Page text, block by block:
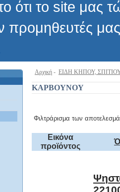
Αρχική - ΕΙΔΗ ΚΗΠΟΥ,
ΚΑΡΒΟΥΝΟΥ
Φιλτράρισμα των
Εικόνα
προϊόντος
το
-